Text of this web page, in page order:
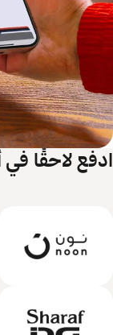
ادفع لاحقًا في أكثر